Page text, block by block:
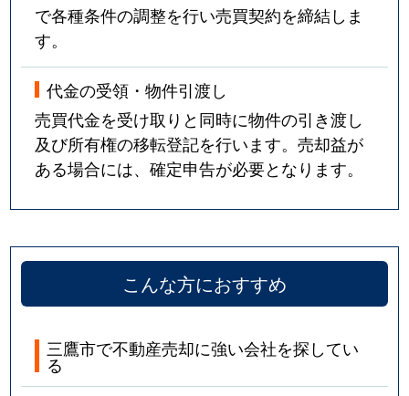
で各種条件の調整を行い売買契約を締結しま
す。
代金の受領・物件引渡し
売買代金を受け取りと同時に物件の引き渡し
及び所有権の移転登記を行います。売却益が
ある場合には、確定申告が必要となります。
こんな方におすすめ
三鷹市で不動産売却に強い会社を探してい
る